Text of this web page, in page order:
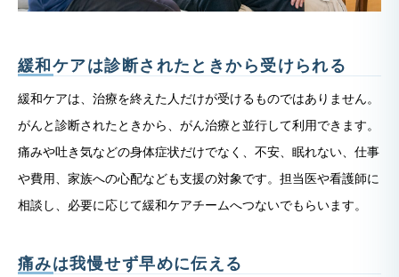
緩和ケアは診断されたときから受けられる
緩和ケアは、治療を終えた人だけが受けるものではありません。
がんと診断されたときから、がん治療と並行して利用できます。
痛みや吐き気などの身体症状だけでなく、不安、眠れない、仕事
や費用、家族への心配なども支援の対象です。担当医や看護師に
相談し、必要に応じて緩和ケアチームへつないでもらいます。
痛みは我慢せず早めに伝える